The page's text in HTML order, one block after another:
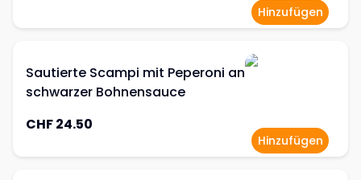
Hinzufügen
Sautierte Scampi mit Peperoni an
schwarzer Bohnensauce
CHF 24.50
Hinzufügen